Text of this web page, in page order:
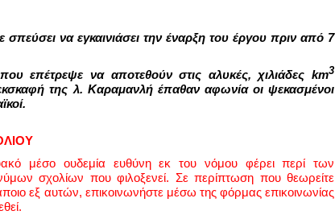
σπεύσει να εγκαινιάσει την έναρξη του έργου πριν από 7
επέτρεψε να αποτεθούν στις αλυκές, χιλιάδεςkm3
της λ. Καραμανλή έπαθαν αφωνία οι ψεκασμένοι
μέσο ουδεμία ευθύνη εκ του νόμου φέρει περί των
σχολίων που φιλοξενεί. Σε περίπτωση που θεωρείτε
εξ αυτών, επικοινωνήστε μέσω της φόρμας επικοινωνίας